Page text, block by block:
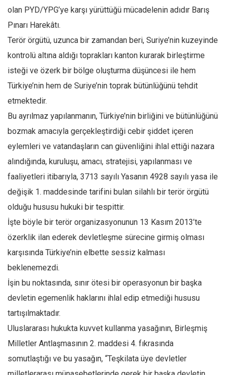
Sosyal Medya
Twitter
Facebook
Instagram
YouTube
Editörden
Kemal Özer
Mahmut Toptaş
Yvonne Ridley
Barış Tarımcıoğlu
Ömer Kayani
Yusuf Armağan
Hasanali Yıldırım
Abir E. Nahas
Amina S. Jenenkovic
Bağdagül Öz
Esra Elönü
» Yazar arşivi
olan PYD/YPG’ye karşı yürüttüğü mücadelenin adıdır Barış
Pınarı Harekâtı.
Terör örgütü, uzunca bir zamandan beri, Suriye’nin kuzeyinde
kontrolü altına aldığı toprakları kanton kurarak birleştirme
isteği ve özerk bir bölge oluşturma düşüncesi ile hem
Türkiye’nin hem de Suriye’nin toprak bütünlüğünü tehdit
etmektedir.
Bu ayrılmaz yapılanmanın, Türkiye’nin birliğini ve bütünlüğünü
bozmak amacıyla gerçekleştirdiği cebir şiddet içeren
eylemleri ve vatandaşların can güvenliğini ihlal ettiği nazara
alındığında, kuruluşu, amacı, stratejisi, yapılanması ve
faaliyetleri itibarıyla, 3713 sayılı Yasanın 4928 sayılı yasa ile
değişik 1. maddesinde tarifini bulan silahlı bir terör örgütü
olduğu hususu hukuki bir tespittir.
İşte böyle bir terör organizasyonunun 13 Kasım 2013’te
özerklik ilan ederek devletleşme sürecine girmiş olması
karşısında Türkiye’nin elbette sessiz kalması
beklenemezdi.
İşin bu noktasında, sınır ötesi bir operasyonun bir başka
devletin egemenlik haklarını ihlal edip etmediği hususu
tartışılmaktadır.
Uluslararası hukukta kuvvet kullanma yasağının, Birleşmiş
Milletler Antlaşmasının 2. maddesi 4. fıkrasında
somutlaştığı ve bu yasağın, “Teşkilata üye devletler